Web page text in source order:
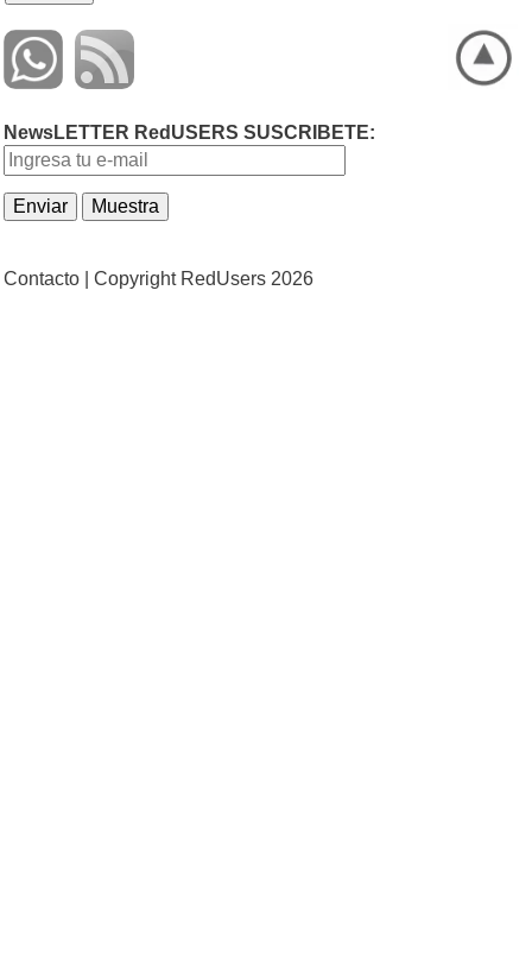
NewsLETTER RedUSERS SUSCRIBETE:
Contacto | Copyright RedUsers 2026